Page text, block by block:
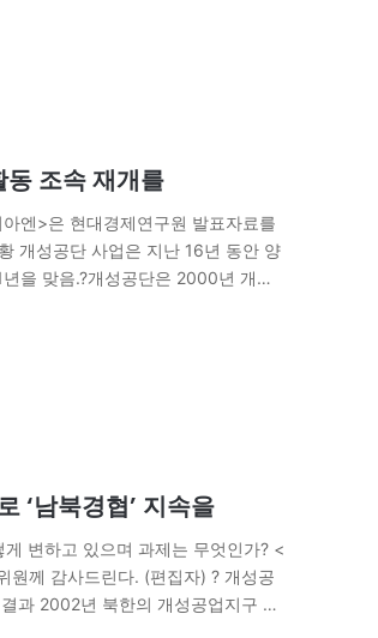
조속 재개를
엔>은 현대경제연구원 발표자료를
개성공단 사업은 지난 16년 동안 양
을 맞음.?개성공단은 2000년 개성
‘남북경협’ 지속을
변하고 있으며 과제는 무엇인가? <
원께 감사드린다. (편집자) ? 개성공
과 2002년 북한의 개성공업지구 지